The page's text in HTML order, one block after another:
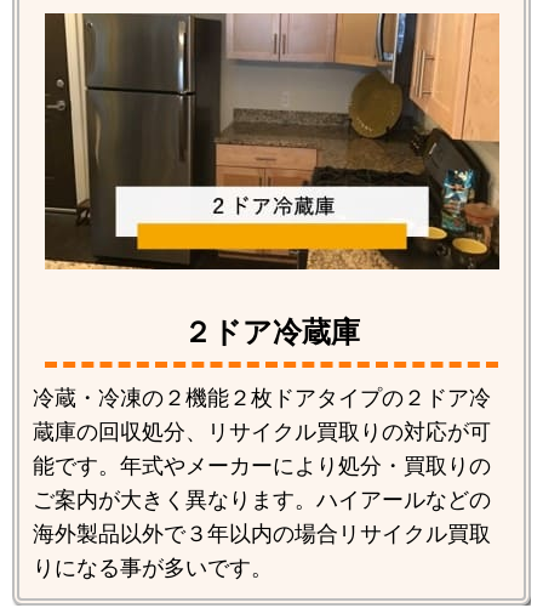
２ドア冷蔵庫
冷蔵・冷凍の２機能２枚ドアタイプの２ドア冷
蔵庫の回収処分、リサイクル買取りの対応が可
能です。年式やメーカーにより処分・買取りの
ご案内が大きく異なります。ハイアールなどの
海外製品以外で３年以内の場合リサイクル買取
りになる事が多いです。